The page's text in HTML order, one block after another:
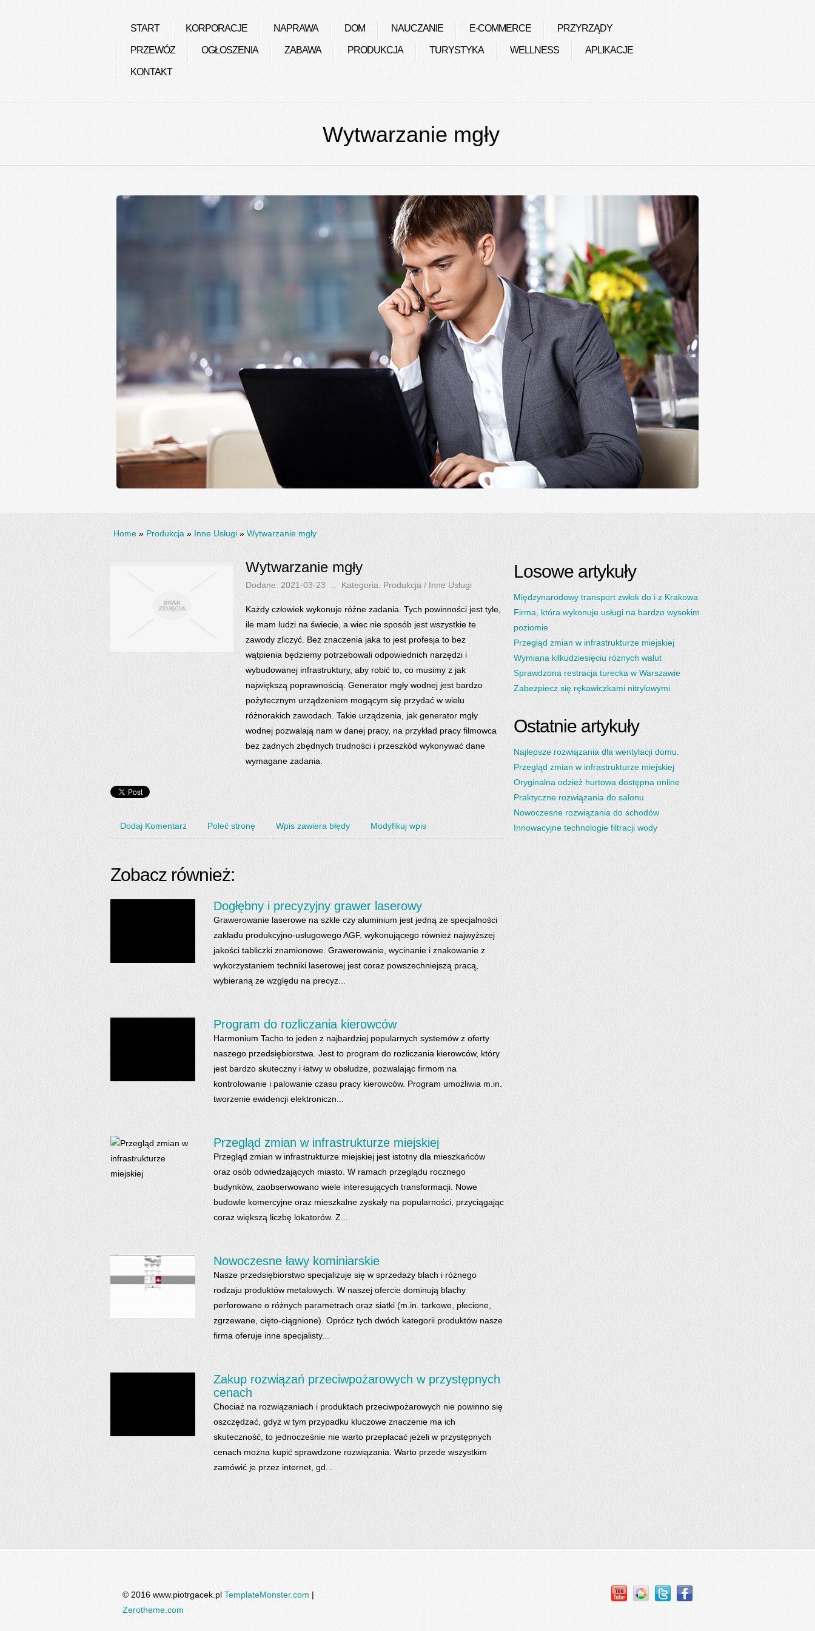
START KORPORACJE NAPRAWA DOM NAUCZANIE E-COMMERCE PRZYRZĄDY
PRZEWÓZ OGŁOSZENIA ZABAWA PRODUKCJA TURYSTYKA WELLNESS APLIKACJE
KONTAKT
Wytwarzanie mgły
Home » Produkcja » Inne Usługi » Wytwarzanie mgły
Wytwarzanie mgły
Dodane: 2021-03-23 :: Kategoria: Produkcja / Inne Usługi
Każdy człowiek wykonuje różne zadania. Tych powinności jest tyle,
ile mam ludzi na świecie, a wiec nie sposób jest wszystkie te
zawody zliczyć. Bez znaczenia jaka to jest profesja to bez
wątpienia będziemy potrzebowali odpowiednich narzędzi i
wybudowanej infrastruktury, aby robić to, co musimy z jak
największą poprawnością. Generator mgły wodnej jest bardzo
pożytecznym urządzeniem mogącym się przydać w wielu
różnorakich zawodach. Takie urządzenia, jak generator mgły
wodnej pozwalają nam w danej pracy, na przykład pracy filmowca
bez żadnych zbędnych trudności i przeszkód wykonywać dane
wymagane zadania.
Dodaj Komentarz Poleć stronę Wpis zawiera błędy Modyfikuj wpis
Zobacz również:
Dogłębny i precyzyjny grawer laserowy
Grawerowanie laserowe na szkle czy aluminium jest jedną ze specjalności
zakładu produkcyjno-usługowego AGF, wykonującego również najwyższej
jakości tabliczki znamionowe. Grawerowanie, wycinanie i znakowanie z
wykorzystaniem techniki laserowej jest coraz powszechniejszą pracą,
wybieraną ze względu na precyz...
Program do rozliczania kierowców
Harmonium Tacho to jeden z najbardziej popularnych systemów z oferty
naszego przedsiębiorstwa. Jest to program do rozliczania kierowców, który
jest bardzo skuteczny i łatwy w obsłudze, pozwalając firmom na
kontrolowanie i palowanie czasu pracy kierowców. Program umożliwia m.in.
tworzenie ewidencji elektroniczn...
Przegląd zmian w infrastrukturze miejskiej
Przegląd zmian w infrastrukturze miejskiej jest istotny dla mieszkańców
oraz osób odwiedzających miasto. W ramach przeglądu rocznego
budynków, zaobserwowano wiele interesujących transformacji. Nowe
budowle komercyjne oraz mieszkalne zyskały na popularności, przyciągając
coraz większą liczbę lokatorów. Z...
Nowoczesne ławy kominiarskie
Nasze przedsiębiorstwo specjalizuje się w sprzedaży blach i różnego
rodzaju produktów metalowych. W naszej ofercie dominują blachy
perforowane o różnych parametrach oraz siatki (m.in. tarkowe, plecione,
zgrzewane, cięto-ciągnione). Oprócz tych dwóch kategorii produktów nasze
firma oferuje inne specjalisty...
Zakup rozwiązań przeciwpożarowych w przystępnych
cenach
Chociaż na rozwiązaniach i produktach przeciwpożarowych nie powinno się
oszczędzać, gdyż w tym przypadku kluczowe znaczenie ma ich
skuteczność, to jednocześnie nie warto przepłacać jeżeli w przystępnych
cenach można kupić sprawdzone rozwiązania. Warto przede wszystkim
zamówić je przez internet, gd...
Losowe artykuły
Międzynarodowy transport zwłok do i z Krakowa
Firma, która wykonuje usługi na bardzo wysokim
poziomie
Przegląd zmian w infrastrukturze miejskiej
Wymiana kilkudziesięciu różnych walut
Sprawdzona restracja turecka w Warszawie
Zabezpiecz się rękawiczkami nitrylowymi
Ostatnie artykuły
Najlepsze rozwiązania dla wentylacji domu.
Przegląd zmian w infrastrukturze miejskiej
Oryginalna odzież hurtowa dostępna online
Praktyczne rozwiązania do salonu
Nowoczesne rozwiązania do schodów
Innowacyjne technologie filtracji wody
© 2016 www.piotrgacek.pl TemplateMonster.com |
Zerotheme.com